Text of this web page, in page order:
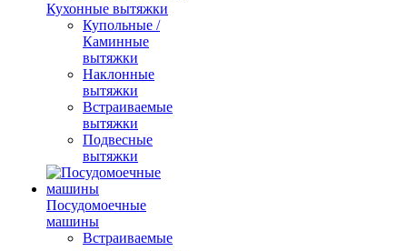
Кухонные вытяжки
Купольные /
Каминные
вытяжки
Наклонные
вытяжки
Встраиваемые
вытяжки
Подвесные
вытяжки
Посудомоечные
машины
Встраиваемые